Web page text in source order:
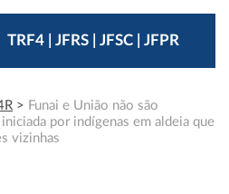
TRF4 | JFRS | JFSC | JFPR
> Funai e União não são
por indígenas em aldeia que
vizinhas